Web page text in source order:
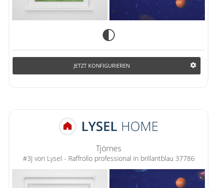
JETZT KONFIGURIEREN
Tjörnes
#3J von Lysel - Raffrollo professional in brillantblau 37786